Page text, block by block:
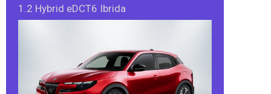
1.2 Hybrid eDCT6 Ibrida